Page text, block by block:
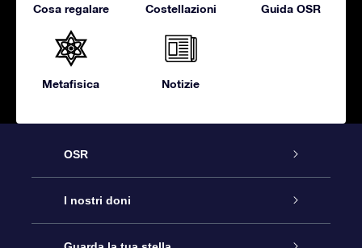
Cosa regalare Costellazioni Guida OSR
Metafisica Notizie
OSR
Assistenza
Contattaci
I nostri doni